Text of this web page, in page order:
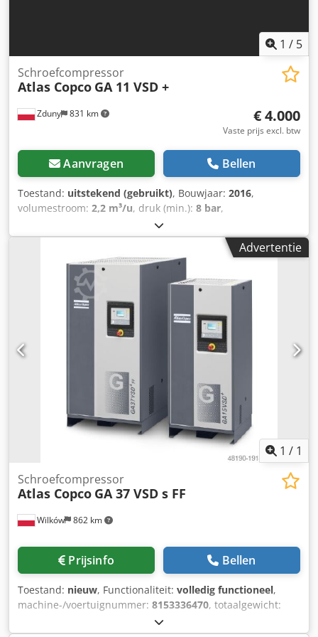
1 / 5
Zduny 831 km
Schroefcompressor
Atlas Copco GA 11 VSD +
€ 4.000
Vaste prijs excl. btw
Aanvragen Bellen
Toestand: uitstekend (gebruikt), Bouwjaar: 2016,
volumestroom: 2,2 m³/u, druk (min.): 8 bar,
Schroefcompressor ATLAS COPCO GA 11 VSD + Variabele
snelheid (frequentieomvormer) Csdpfx Asytyh Hoc Hjrf
Motor 11 kW Capaciteit 1,95 m³/min Druk 13 bar Bouwjaar
2016 Draaiuren 9270
Advertentie
1 / 1
Wilków 862 km
Schroefcompressor
Atlas Copco GA 37 VSD s FF
Prijsinfo Bellen
Toestand: nieuw, Functionaliteit: volledig functioneel,
machine-/voertuignummer: 8153336470, totaalgewicht:
399 m³/u
(max.):13 bar, geluidsniveau:67 dB, type koeling:lucht,